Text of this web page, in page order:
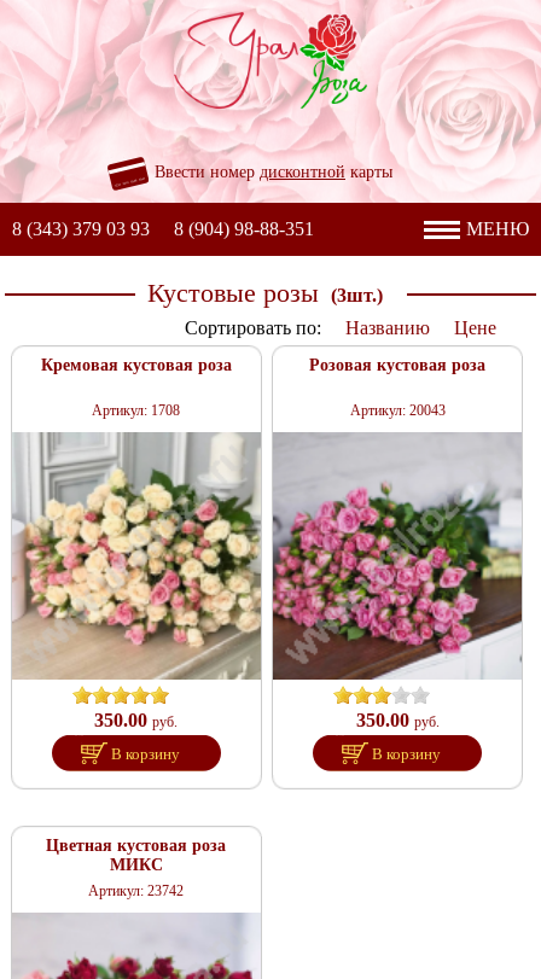
Ввести номер дисконтной карты
8 (343) 379 03 93 8 (904) 98-88-351 МЕНЮ
Кустовые розы
(3шт.)
Сортировать по:
Названию Цене
Кремовая кустовая роза
Артикул: 1708
350.00 руб.
В корзину
Розовая кустовая роза
Артикул: 20043
350.00 руб.
В корзину
Цветная кустовая роза
МИКС
Артикул: 23742